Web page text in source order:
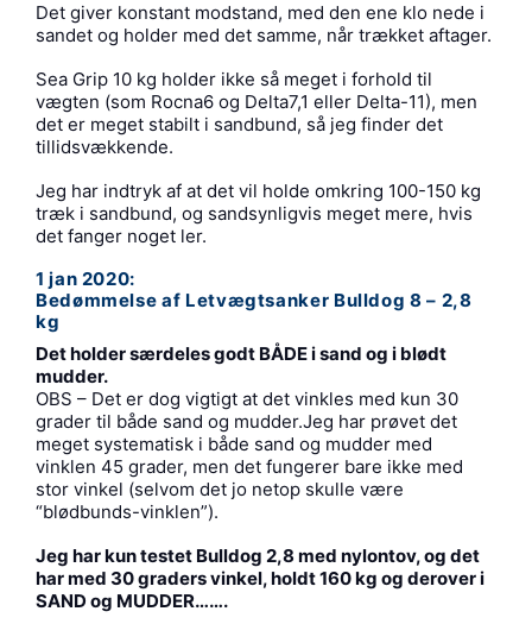
Det giver konstant modstand, med den ene klo nede i
sandet og holder med det samme, når trækket aftager.
Sea Grip 10 kg holder ikke så meget i forhold til
vægten (som Rocna6 og Delta7,1 eller Delta-11), men
det er meget stabilt i sandbund, så jeg finder det
tillidsvækkende.
Jeg har indtryk af at det vil holde omkring 100-150 kg
træk i sandbund, og sandsynligvis meget mere, hvis
det fanger noget ler.
1 jan 2020:
Bedømmelse af Letvægtsanker Bulldog 8 – 2,8
kg
Det holder særdeles godt BÅDE i sand og i blødt
mudder.
OBS – Det er dog vigtigt at det vinkles med kun 30
grader til både sand og mudder.Jeg har prøvet det
meget systematisk i både sand og mudder med
vinklen 45 grader, men det fungerer bare ikke med
stor vinkel (selvom det jo netop skulle være
“blødbunds-vinklen”).
Jeg har kun testet Bulldog 2,8 med nylontov, og det
har med 30 graders vinkel, holdt 160 kg og derover i
SAND og MUDDER…….